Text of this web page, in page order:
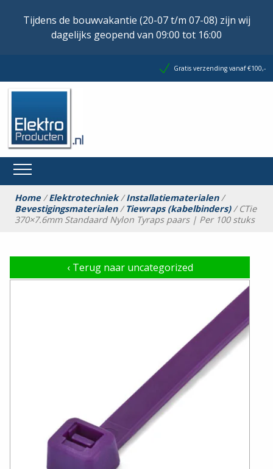
Tijdens de bouwvakantie (20-07 t/m 07-08) zijn wij
dagelijks geopend van 09:00 tot 16:00
Gratis verzending vanaf €100,-
Home/Elektrotechniek/Installatiematerialen/
Bevestigingsmaterialen/Tiewraps (kabelbinders)/ CTie
370×7.6mm Standaard Nylon Tyraps paars | Per 100 stuks
‹Terug naar uncategorized